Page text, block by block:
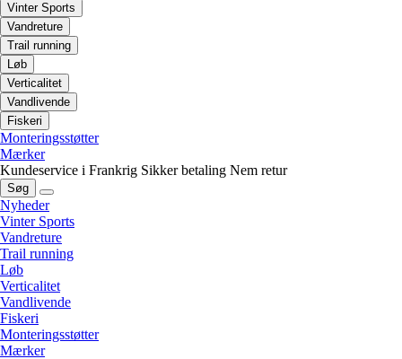
Vinter Sports
Vandreture
Trail running
Løb
Verticalitet
Vandlivende
Fiskeri
Monteringsstøtter
Mærker
Kundeservice i Frankrig Sikker betaling Nem retur
Søg
Nyheder
Vinter Sports
Vandreture
Trail running
Løb
Verticalitet
Vandlivende
Fiskeri
Monteringsstøtter
Mærker